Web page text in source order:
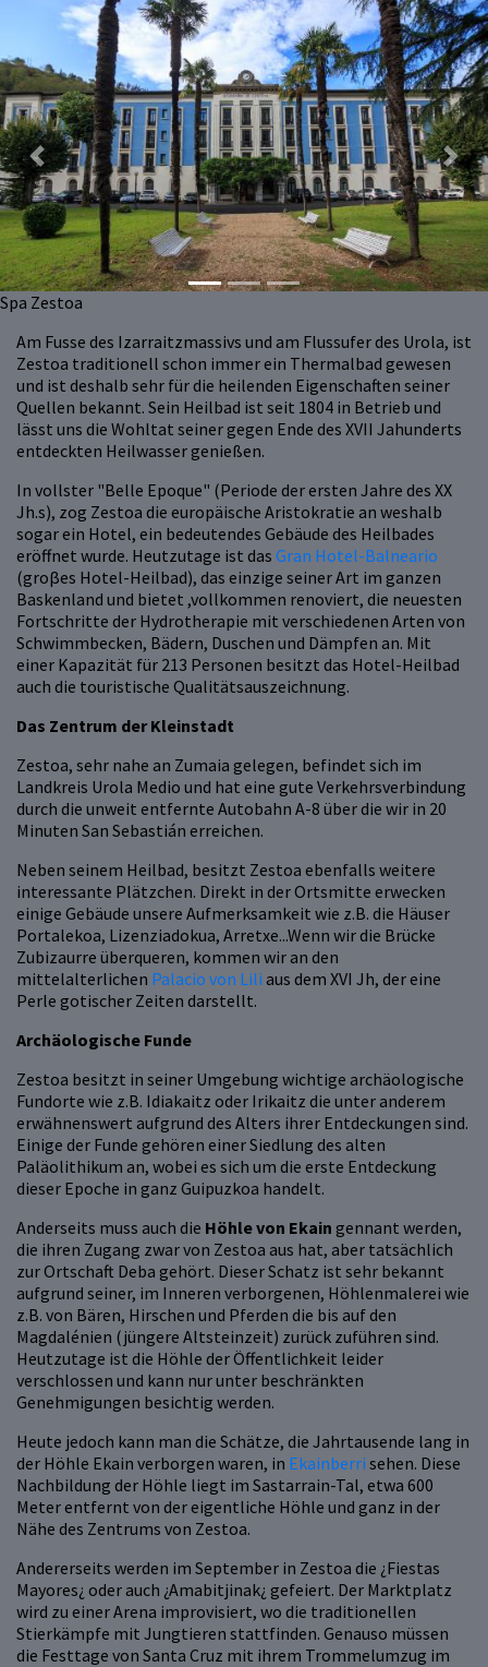
Am Fusse des Izarraitzmassivs und am Flussufer des Urola, ist
Zestoa traditionell schon immer ein Thermalbad gewesen
und ist deshalb sehr für die heilenden Eigenschaften seiner
Quellen bekannt. Sein Heilbad ist seit 1804 in Betrieb und
lässt uns die Wohltat seiner gegen Ende des XVII Jahunderts
entdeckten Heilwasser genießen.
In vollster "Belle Epoque" (Periode der ersten Jahre des XX
Jh.s), zog Zestoa die europäische Aristokratie an weshalb
sogar ein Hotel, ein bedeutendes Gebäude des Heilbades
eröffnet wurde. Heutzutage ist das Gran Hotel-Balneario
(groβes Hotel-Heilbad), das einzige seiner Art im ganzen
Baskenland und bietet ,vollkommen renoviert, die neuesten
Fortschritte der Hydrotherapie mit verschiedenen Arten von
Schwimmbecken, Bädern, Duschen und Dämpfen an. Mit
einer Kapazität für 213 Personen besitzt das Hotel-Heilbad
auch die touristische Qualitätsauszeichnung.
Das Zentrum der Kleinstadt
Zestoa, sehr nahe an Zumaia gelegen, befindet sich im
Landkreis Urola Medio und hat eine gute Verkehrsverbindung
durch die unweit entfernte Autobahn A-8 über die wir in 20
Minuten San Sebastián erreichen.
Neben seinem Heilbad, besitzt Zestoa ebenfalls weitere
interessante Plätzchen. Direkt in der Ortsmitte erwecken
einige Gebäude unsere Aufmerksamkeit wie z.B. die Häuser
Portalekoa, Lizenziadokua, Arretxe...Wenn wir die Brücke
Zubizaurre überqueren, kommen wir an den
mittelalterlichen Palacio von Lili aus dem XVI Jh, der eine
Perle gotischer Zeiten darstellt.
Archäologische Funde
Zestoa besitzt in seiner Umgebung wichtige archäologische
Fundorte wie z.B. Idiakaitz oder Irikaitz die unter anderem
erwähnenswert aufgrund des Alters ihrer Entdeckungen sind.
Einige der Funde gehören einer Siedlung des alten
Paläolithikum an, wobei es sich um die erste Entdeckung
dieser Epoche in ganz Guipuzkoa handelt.
Anderseits muss auch die Höhle von Ekain gennant werden,
die ihren Zugang zwar von Zestoa aus hat, aber tatsächlich
zur Ortschaft Deba gehört. Dieser Schatz ist sehr bekannt
aufgrund seiner, im Inneren verborgenen, Höhlenmalerei wie
z.B. von Bären, Hirschen und Pferden die bis auf den
Magdalénien (jüngere Altsteinzeit) zurück zuführen sind.
Heutzutage ist die Höhle der Öffentlichkeit leider
verschlossen und kann nur unter beschränkten
Genehmigungen besichtig werden.
Heute jedoch kann man die Schätze, die Jahrtausende lang in
der Höhle Ekain verborgen waren, in Ekainberri sehen. Diese
Nachbildung der Höhle liegt im Sastarrain-Tal, etwa 600
Meter entfernt von der eigentliche Höhle und ganz in der
Nähe des Zentrums von Zestoa.
Andererseits werden im September in Zestoa die ¿Fiestas
Mayores¿ oder auch ¿Amabitjinak¿ gefeiert. Der Marktplatz
wird zu einer Arena improvisiert, wo die traditionellen
Stierkämpfe mit Jungtieren stattfinden. Genauso müssen
die Festtage von Santa Cruz mit ihrem Trommelumzug im
Spa Zestoa
Previous Next